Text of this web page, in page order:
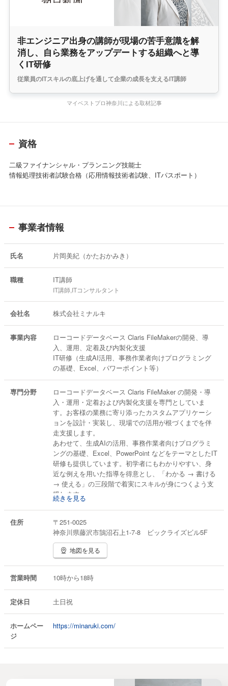
非エンジニア出身の講師が現場の苦手意識を解
消し、自ら業務をアップデートする組織へと導
くIT研修
従業員のITスキルの底上げを通して企業の成長を支えるIT講師
マイベストプロ神奈川による取材記事
資格
二級ファイナンシャル・プランニング技能士
情報処理技術者試験合格（応用情報技術者試験、ITパスポート）
事業者情報
氏名 片岡美紀（かたおかみき）
職種 IT講師
IT講師,ITコンサルタント
会社名 株式会社ミナルキ
事業内容
ローコードデータベース Claris FileMakerの開発、導
入、運用、定着及び内製化支援
IT研修（生成AI活用、事務作業者向けプログラミング
の基礎、Excel、パワーポイント等）
専門分野
ローコードデータベース Claris FileMaker の開発・導
入・運用・定着および内製化支援を専門としていま
す。お客様の業務に寄り添ったカスタムアプリケーシ
ョンを設計・実装し、現場での活用が根づくまでを伴
走支援します。
あわせて、生成AIの活用、事務作業者向けプログラミ
ングの基礎、Excel、PowerPoint などをテーマとしたIT
研修も提供しています。初学者にもわかりやすい、身
近な例えを用いた指導を得意とし、「わかる → 書ける
→ 使える」の三段階で着実にスキルが身につくよう支
援します。
さらに、ITコンサルタントとして、業務のデジタル化
現場目線に立ち、無理なく続けられるIT活用をご提案
します。
続きを見る
住所
〒251-0025
神奈川県藤沢市鵠沼石上1-7-8 ビックライズビル5F
地図を見る
営業時間 10時から18時
定休日 土日祝
ホームペー
ジ
https://minaruki.com/